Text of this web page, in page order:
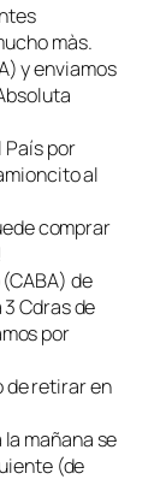
màs.
y enviamos
País por
al
comprar
de
3 Cdras de
por
de retirar en
la mañana se
(de